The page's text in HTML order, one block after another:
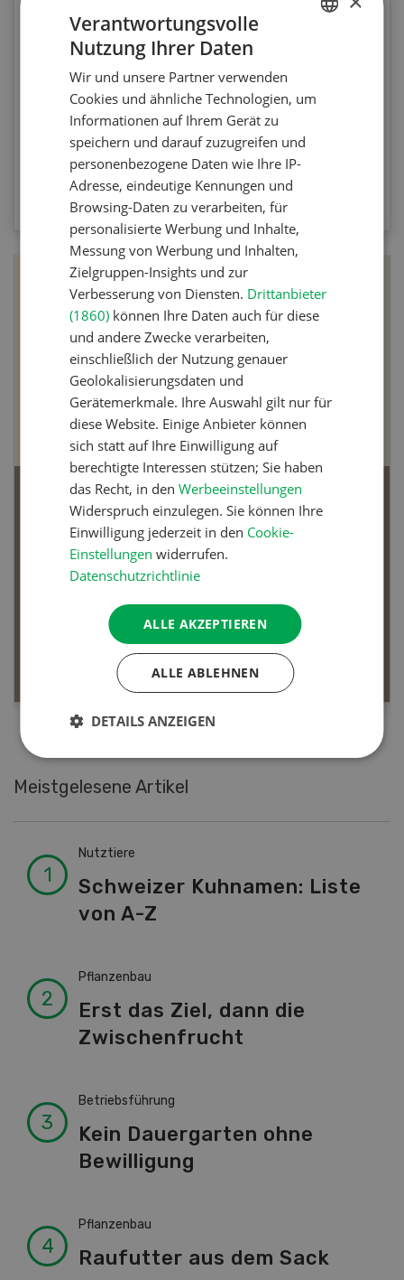
Testen Sie Ihr Wissen. Machen Sie mit am
Agrar-Quiz der UFA-Revue. Die Fragen
beziehen sich auf die Unkrautbekämpfung und
Maschinen zur mechanischen
Unkrautbekämpfung.
ZUM QUIZ
Dossier Bio-Artikel
MEHR ERFAHREN
Meistgelesene Artikel
Nutztiere
Schweizer Kuhnamen: Liste
von A-Z
Pflanzenbau
Erst das Ziel, dann die
Zwischenfrucht
Betriebsführung
Kein Dauergarten ohne
Bewilligung
Pflanzenbau
Raufutter aus dem Sack
Verantwortungsvolle
Nutzung Ihrer Daten
Wir und unsere Partner verwenden
Cookies und ähnliche Technologien, um
Informationen auf Ihrem Gerät zu
speichern und darauf zuzugreifen und
personenbezogene Daten wie Ihre IP-
Adresse, eindeutige Kennungen und
Browsing-Daten zu verarbeiten, für
personalisierte Werbung und Inhalte,
Messung von Werbung und Inhalten,
Zielgruppen-Insights und zur
Verbesserung von Diensten. Drittanbieter
(1860) können Ihre Daten auch für diese
und andere Zwecke verarbeiten,
einschließlich der Nutzung genauer
Geolokalisierungsdaten und
Gerätemerkmale. Ihre Auswahl gilt nur für
diese Website. Einige Anbieter können
sich statt auf Ihre Einwilligung auf
berechtigte Interessen stützen; Sie haben
das Recht, in denWerbeeinstellungen
Widerspruch einzulegen. Sie können Ihre
Einwilligung jederzeit in den Cookie-
Einstellungen widerrufen.
Datenschutzrichtlinie
ALLE AKZEPTIEREN
ALLE ABLEHNEN
DETAILS ANZEIGEN